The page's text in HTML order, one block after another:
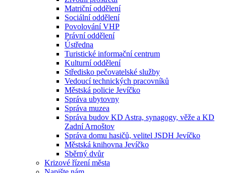
Matriční oddělení
Sociální oddělení
Povolování VHP
Právní oddělení
Ústředna
Turistické informační centrum
Kulturní oddělení
Středisko pečovatelské služby
Vedoucí technických pracovníků
Městská policie Jevíčko
Správa ubytovny
Správa muzea
Správa budov KD Astra, synagogy, věže a KD
Zadní Arnoštov
Správa domu hasičů, velitel JSDH Jevíčko
Městská knihovna Jevíčko
Sběrný dvůr
Krizové řízení města